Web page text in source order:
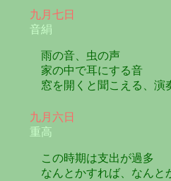
九月七日
音絹
雨の音、虫の声
家の中で耳にする音
窓を開くと聞こえる、演
九月六日
重高
この時期は支出が過多
なんとかすれば、なんと